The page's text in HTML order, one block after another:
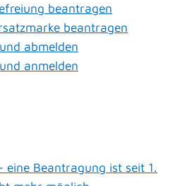
beantragen
beantragen
abmelden
anmelden
eine Beantragung ist seit 1.